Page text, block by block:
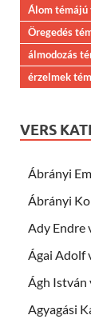
Álom témájú
Öregedés
álmodozás
érzelmek
VERS
Ábrányi
Ábrányi
Ady Endre
Ágai Adolf
Ágh István
Agyagási